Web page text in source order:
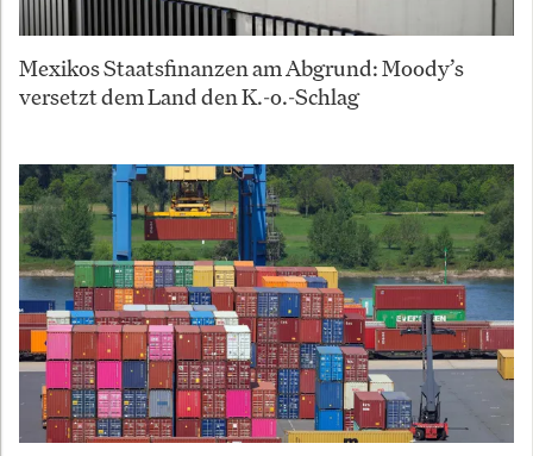
Mexikos Staatsfinanzen am Abgrund: Moody’s
versetzt dem Land den K.-o.-Schlag